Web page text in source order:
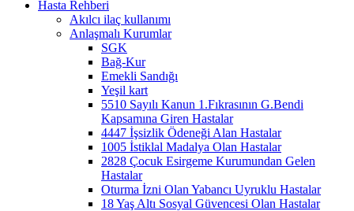
Hasta Rehberi
Akılcı ilaç kullanımı
Anlaşmalı Kurumlar
SGK
Bağ-Kur
Emekli Sandığı
Yeşil kart
5510 Sayılı Kanun 1.Fıkrasının G.Bendi
Kapsamına Giren Hastalar
4447 İşsizlik Ödeneği Alan Hastalar
1005 İstiklal Madalya Olan Hastalar
2828 Çocuk Esirgeme Kurumundan Gelen
Hastalar
Oturma İzni Olan Yabancı Uyruklu Hastalar
18 Yaş Altı Sosyal Güvencesi Olan Hastalar